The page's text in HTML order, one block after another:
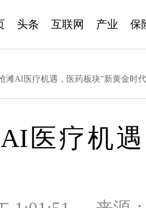
头条 互联网 产业 保
滩AI医疗机遇，医药板块“新黄金时
医疗机